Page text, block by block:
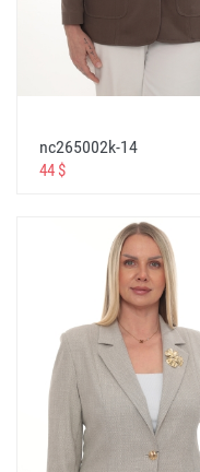
stella clothing
стелла одежда
لملابس ستيلا تركيا
Andorra
büyük beden kadın
big size women
женская одежда
الحجم ماركة ستيلا
B&G Store, Bagiza
Sharbet
stella online toptan
stella online
стелла онлайн
nc265002k-14
44 $